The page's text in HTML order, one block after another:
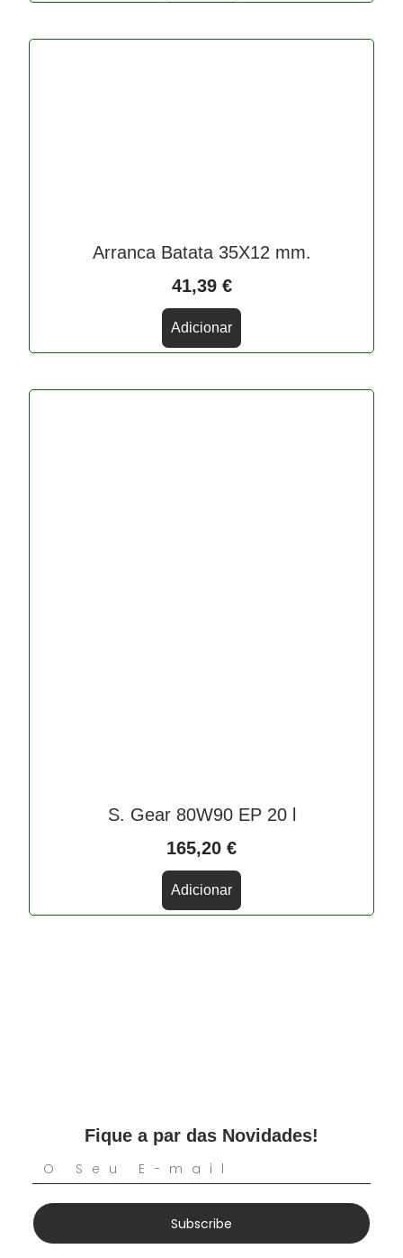
Arranca Batata 35X12 mm.
41,39 €
Adicionar
S. Gear 80W90 EP 20 l
165,20 €
Adicionar
Fique a par das Novidades!
Subscribe